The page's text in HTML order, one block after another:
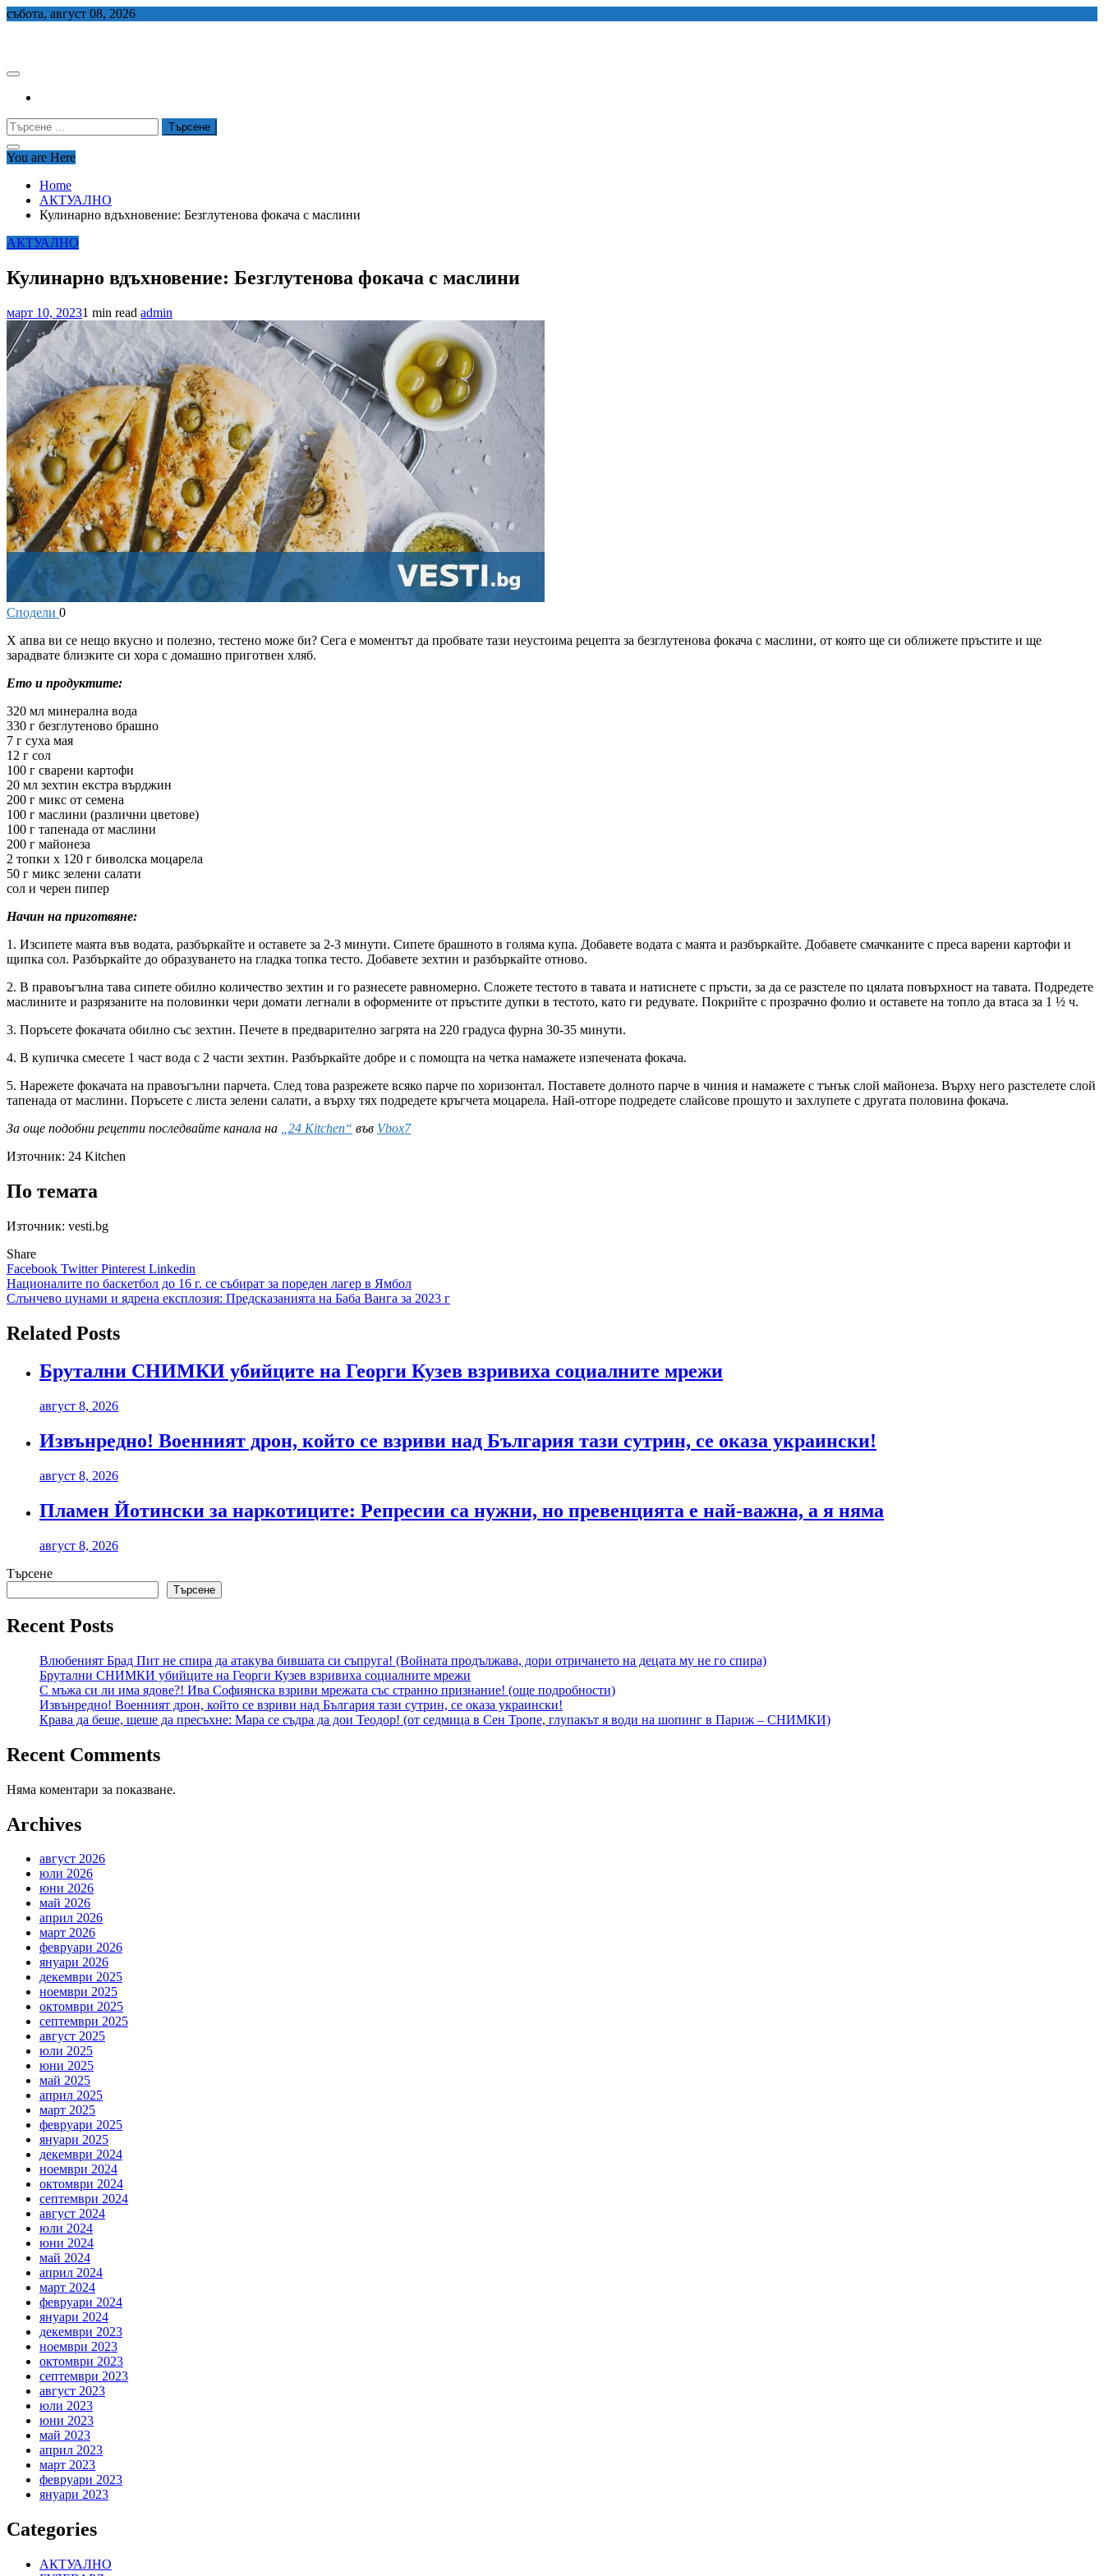
Skip
събота, август 08, 2026
Търсене
за:
You are Here
Home
АКТУАЛНО
Кулинарно вдъхновение: Безглутенова фокача с маслини
АКТУАЛНО
Кулинарно вдъхновение: Безглутенова фокача с маслини
март 10, 20231 min read admin
Сподели 0
Х апва ви се нещо вкусно и полезно, тестено може би? Сега е моментът да пробвате тази неустоима рецепта за безглутенова фокача с маслини, от която ще си оближете пръстите и ще
зарадвате близките си хора с домашно приготвен хляб.
Ето и продуктите:
320 мл минерална вода
330 г безглутеново брашно
7 г суха мая
12 г сол
100 г сварени картофи
20 мл зехтин екстра върджин
200 г микс от семена
100 г маслини (различни цветове)
100 г тапенада от маслини
200 г майонеза
2 топки х 120 г биволска моцарела
50 г микс зелени салати
сол и черен пипер
Начин на приготвяне:
1. Изсипете маята във водата, разбъркайте и оставете за 2-3 минути. Сипете брашното в голяма купа. Добавете водата с маята и разбъркайте. Добавете смачканите с преса варени картофи и
щипка сол. Разбъркайте до образуването на гладка топка тесто. Добавете зехтин и разбъркайте отново.
2. В правоъгълна тава сипете обилно количество зехтин и го разнесете равномерно. Сложете тестото в тавата и натиснете с пръсти, за да се разстеле по цялата повърхност на тавата. Подредете
маслините и разрязаните на половинки чери домати легнали в оформените от пръстите дупки в тестото, като ги редувате. Покрийте с прозрачно фолио и оставете на топло да втаса за 1 ½ ч.
3. Поръсете фокачата обилно със зехтин. Печете в предварително загрята на 220 градуса фурна 30-35 минути.
4. В купичка смесете 1 част вода с 2 части зехтин. Разбъркайте добре и с помощта на четка намажете изпечената фокача.
5. Нарежете фокачата на правоъгълни парчета. След това разрежете всяко парче по хоризонтал. Поставете долното парче в чиния и намажете с тънък слой майонеза. Върху него разстелете слой
тапенада от маслини. Поръсете с листа зелени салати, а върху тях подредете кръгчета моцарела. Най-отгоре подредете слайсове прошуто и захлупете с другата половина фокача.
За още подобни рецепти последвайте канала на
„24 Kitchen“ във Vbox7
Източник: 24 Kitchen
По темата
Източник: vesti.bg
Share
Facebook TwitterPinterest Linkedin
Навигация
Националите по баскетбол до 16 г. се събират за пореден лагер в Ямбол
Слънчево цунами и ядрена експлозия: Предсказанията на Баба Ванга за 2023 г
Related Posts
Брутални СНИМКИ убийците на Георги Кузев взривиха социалните мрежи
август 8, 2026
Извънредно! Военният дрон, който се взриви над България тази сутрин, се оказа украински!
август 8, 2026
Пламен Йотински за наркотиците: Репресии са нужни, но превенцията е най-важна, а я няма
август 8, 2026
Търсене
Търсене
Recent Posts
Влюбеният Брад Пит не спира да атакува бившата си съпруга! (Войната продължава, дори отричането на децата му не го спира)
Брутални СНИМКИ убийците на Георги Кузев взривиха социалните мрежи
С мъжа си ли има ядове?! Ива Софиянска взриви мрежата със странно признание! (още подробности)
Извънредно! Военният дрон, който се взриви над България тази сутрин, се оказа украински!
Крава да беше, щеше да пресъхне: Мара се съдра да дои Теодор! (от седмица в Сен Тропе, глупакът я води на шопинг в Париж – СНИМКИ)
Recent Comments
Няма коментари за показване.
Archives
август 2026
юли 2026
юни 2026
май 2026
април 2026
март 2026
февруари 2026
януари 2026
декември 2025
ноември 2025
октомври 2025
септември 2025
август 2025
юли 2025
юни 2025
май 2025
април 2025
март 2025
февруари 2025
януари 2025
декември 2024
ноември 2024
октомври 2024
септември 2024
август 2024
юли 2024
юни 2024
май 2024
април 2024
март 2024
февруари 2024
януари 2024
декември 2023
ноември 2023
октомври 2023
септември 2023
август 2023
юли 2023
юни 2023
май 2023
април 2023
март 2023
февруари 2023
януари 2023
Categories
АКТУАЛНО